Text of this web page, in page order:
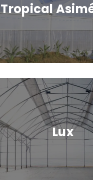
Tropical
Lux